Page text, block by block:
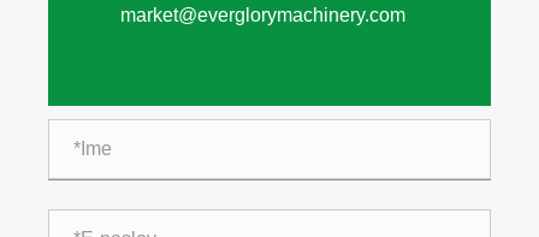
market@everglorymachinery.com